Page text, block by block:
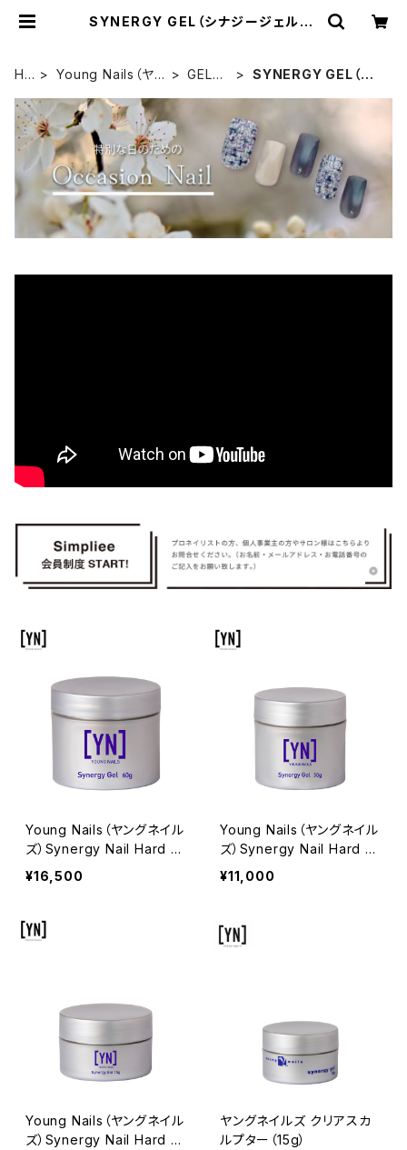
SYNERGY GEL（シナジージェル） |
HO
Young Nails（ヤン
GEL
SYNERGY GEL（シ
Young Nails（ヤングネイル
ズ）Synergy Nail Hard G
el（シナジーネイルハードジ
ェル）60g
¥16,500
Young Nails（ヤングネイル
ズ）Synergy Nail Hard G
el（シナジーネイルハードジ
ェル）30g
¥11,000
Young Nails（ヤングネイル
ズ）Synergy Nail Hard G
ヤングネイルズ クリアスカ
ルプター（15g）